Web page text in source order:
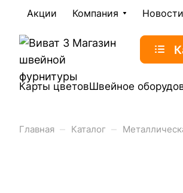
Акции Компания Новости
Карты цветовШвейное
Главная – Каталог –